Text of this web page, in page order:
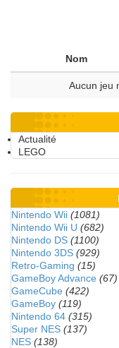
Nom
Aucun jeu
Actualité
LEGO
Nintendo Wii (1081)
Nintendo Wii U (682)
Nintendo DS (1100)
Nintendo 3DS (929)
Retro-Gaming (15)
GameBoy Advance (67)
GameCube (422)
GameBoy (119)
Nintendo 64 (315)
Super NES (137)
NES (138)